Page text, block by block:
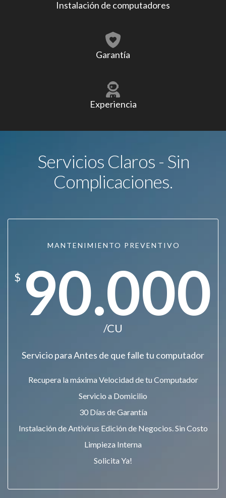
Instalación de computadores
Garantía
Experiencia
Servicios Claros - Sin
Complicaciones.
MANTENIMIENTO PREVENTIVO
$ 90.000
/CU
Servicio para Antes de que falle tu computador
Recupera la máxima Velocidad de tu Computador
Servicio a Domicilio
30 Días de Garantía
Instalación de Antivirus Edición de Negocios. Sin Costo
Limpieza Interna
Solicita Ya!